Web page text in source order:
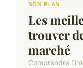
BON PLAN
Les
trouver
marché
Comprendre